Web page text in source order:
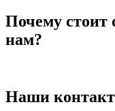
Почему стоит
нам?
Наши